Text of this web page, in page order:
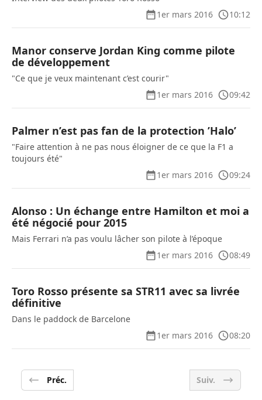
1er mars 2016
10:12
Manor conserve Jordan King comme pilote
de développement
"Ce que je veux maintenant c’est courir"
1er mars 2016
09:42
Palmer n’est pas fan de la protection ’Halo’
"Faire attention à ne pas nous éloigner de ce que la F1 a
toujours été"
1er mars 2016
09:24
Alonso : Un échange entre Hamilton et moi a
été négocié pour 2015
Mais Ferrari n’a pas voulu lâcher son pilote à l’époque
1er mars 2016
08:49
Toro Rosso présente sa STR11 avec sa livrée
définitive
Dans le paddock de Barcelone
1er mars 2016
08:20
Préc. Suiv.